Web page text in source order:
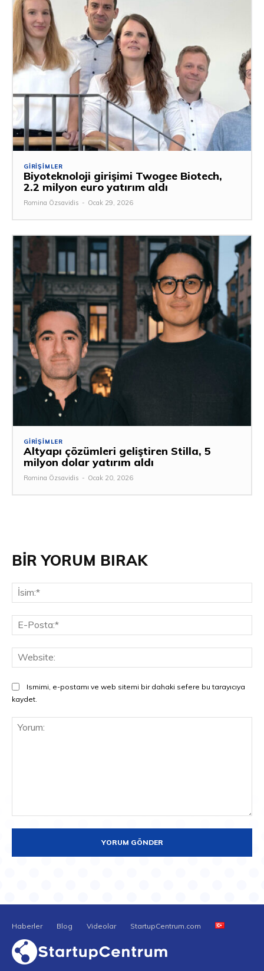
GIRIŞIMLER
Biyoteknoloji girişimi Twogee Biotech,
2.2 milyon euro yatırım aldı
Romina Özsavidis - Ocak 29, 2026
GIRIŞIMLER
Altyapı çözümleri geliştiren Stilla, 5
milyon dolar yatırım aldı
Romina Özsavidis - Ocak 20, 2026
BİR YORUM BIRAK
Ismimi, e-postamı ve web sitemi bir dahaki sefere bu tarayıcıya
kaydet.
Haberler Blog Videolar StartupCentrum.com